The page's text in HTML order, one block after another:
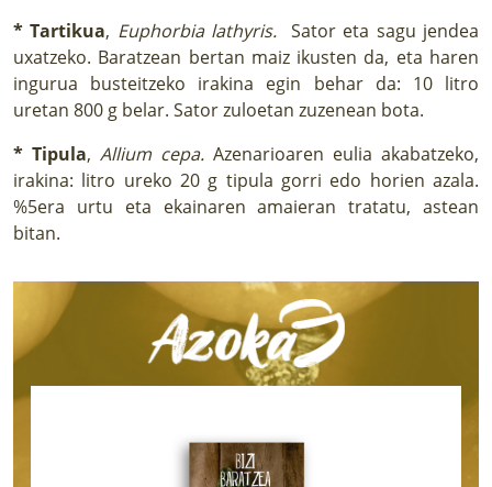
* Tartikua, Euphorbia lathyris. Sator eta sagu jendea
uxatzeko. Baratzean bertan maiz ikusten da, eta haren
ingurua busteitzeko irakina egin behar da: 10 litro
uretan 800 g belar. Sator zuloetan zuzenean bota.
* Tipula, Allium cepa. Azenarioaren eulia akabatzeko,
irakina: litro ureko 20 g tipula gorri edo horien azala.
%5era urtu eta ekainaren amaieran tratatu, astean
bitan.